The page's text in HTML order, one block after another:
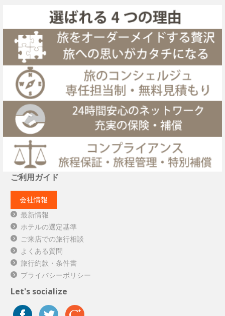
ご利用ガイド
会社情報
最新情報
ホテルの選定基準
ご来店での旅行相談
よくある質問
旅行約款・条件書
プライバシーポリシー
Let's socialize